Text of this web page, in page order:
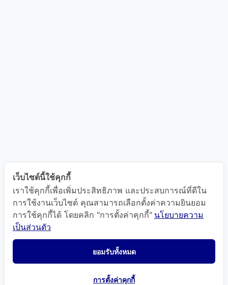
แผนที่นำทาง
เว็บไซต์นี้ใช้คุกกี้
เราใช้คุกกี้เพื่อเพิ่มประสิทธิภาพ และประสบการณ์ที่ดีใน
การใช้งานเว็บไซต์ คุณสามารถเลือกตั้งค่าความยินยอม
การใช้คุกกี้ได้ โดยคลิก "การตั้งค่าคุกกี้" นโยบายความ
เป็นส่วนตัว
ยอมรับทั้งหมด
การตั้งค่าคุกกี้